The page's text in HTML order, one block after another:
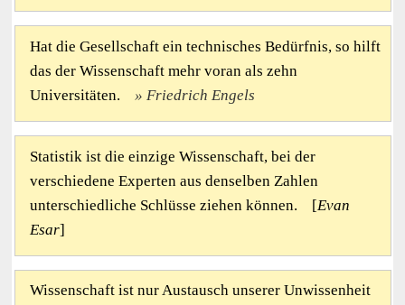
Hat die Gesellschaft ein technisches Bedürfnis, so hilft
das der Wissenschaft mehr voran als zehn
Universitäten.
Friedrich Engels
Statistik ist die einzige Wissenschaft, bei der
verschiedene Experten aus denselben Zahlen
unterschiedliche Schlüsse ziehen können. [Evan
Esar]
Wissenschaft ist nur Austausch unserer Unwissenheit